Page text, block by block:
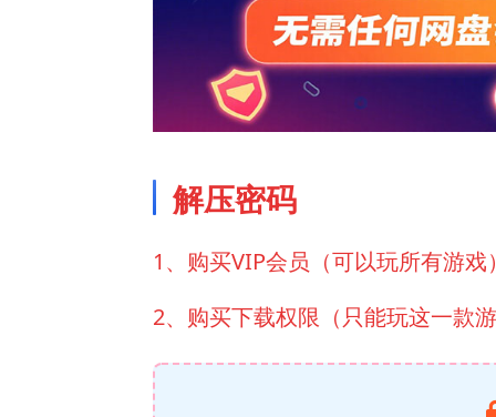
解压密码
1、购买VIP会员（可以玩所有游
2、购买下载权限（只能玩这一款